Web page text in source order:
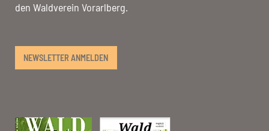
den Waldverein Vorarlberg.
NEWSLETTER ANMELDEN